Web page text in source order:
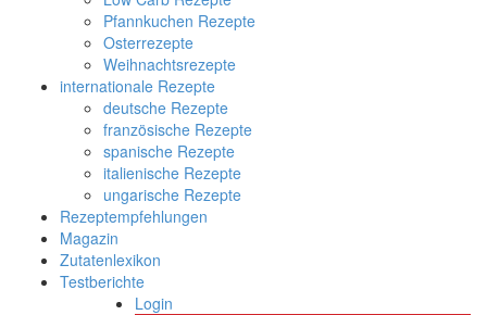
Pfannkuchen Rezepte
Osterrezepte
Weihnachtsrezepte
internationale Rezepte
deutsche Rezepte
französische Rezepte
spanische Rezepte
italienische Rezepte
ungarische Rezepte
Rezeptempfehlungen
Magazin
Zutatenlexikon
Testberichte
Login